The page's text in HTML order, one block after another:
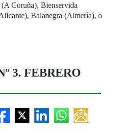
Coruña), Bienservida
Balanegra (Almería), o
3. FEBRERO